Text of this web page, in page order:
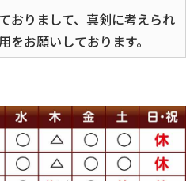
おりまして、真剣に考えられ
をお願いしております。